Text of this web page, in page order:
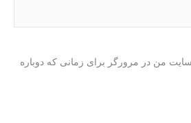
من در مرورگر برای زمانی که دوباره